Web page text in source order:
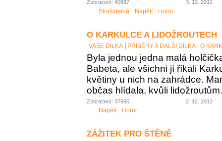
Zobrazení: 40887 3. 12. 2012
Strašidelná Napětí Horor
O KARKULCE A LIDOŽROUTECH
VAŠE DÍLKA PŘÍBĚHY A DALŠÍ DÍLKA O
Byla jednou jedna malá
Babeta, ale všichni jí říkali
květiny u nich na zahrádce.
občas hlídala, kvůli lidožroutům.
Zobrazení: 37995 2. 12. 2012
Napětí Horor
ZÁŽITEK PRO ŠTĚNĚ